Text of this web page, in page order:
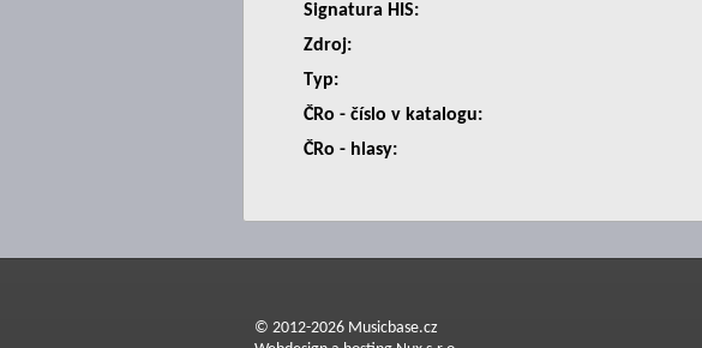
Signatura HIS:
Zdroj:
Typ:
ČRo - číslo v katalogu:
ČRo - hlasy:
© 2012-2026 Musicbase.cz